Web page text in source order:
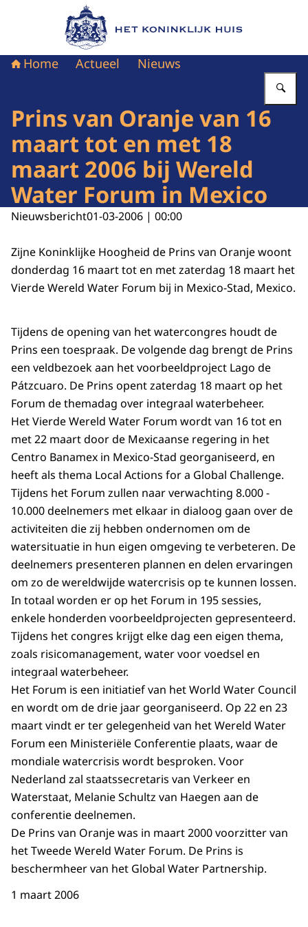
Naar de homepage van Het Koninklijk Huis
Home Actueel Nieuws
Prins van Oranje van 16
maart tot en met 18
maart 2006 bij Wereld
Water Forum in Mexico
Nieuwsbericht01-03-2006 | 00:00
Zijne Koninklijke Hoogheid de Prins van Oranje woont
donderdag 16 maart tot en met zaterdag 18 maart het
Vierde Wereld Water Forum bij in Mexico-Stad, Mexico.
Tijdens de opening van het watercongres houdt de
Prins een toespraak. De volgende dag brengt de Prins
een veldbezoek aan het voorbeeldproject Lago de
Pátzcuaro. De Prins opent zaterdag 18 maart op het
Forum de themadag over integraal waterbeheer.
Het Vierde Wereld Water Forum wordt van 16 tot en
met 22 maart door de Mexicaanse regering in het
Centro Banamex in Mexico-Stad georganiseerd, en
heeft als thema Local Actions for a Global Challenge.
Tijdens het Forum zullen naar verwachting 8.000 -
10.000 deelnemers met elkaar in dialoog gaan over de
activiteiten die zij hebben ondernomen om de
watersituatie in hun eigen omgeving te verbeteren. De
deelnemers presenteren plannen en delen ervaringen
om zo de wereldwijde watercrisis op te kunnen lossen.
In totaal worden er op het Forum in 195 sessies,
enkele honderden voorbeeldprojecten gepresenteerd.
Tijdens het congres krijgt elke dag een eigen thema,
zoals risicomanagement, water voor voedsel en
integraal waterbeheer.
Het Forum is een initiatief van het World Water Council
en wordt om de drie jaar georganiseerd. Op 22 en 23
maart vindt er ter gelegenheid van het Wereld Water
Forum een Ministeriële Conferentie plaats, waar de
mondiale watercrisis wordt besproken. Voor
Nederland zal staatssecretaris van Verkeer en
Waterstaat, Melanie Schultz van Haegen aan de
conferentie deelnemen.
De Prins van Oranje was in maart 2000 voorzitter van
het Tweede Wereld Water Forum. De Prins is
beschermheer van het Global Water Partnership.
1 maart 2006